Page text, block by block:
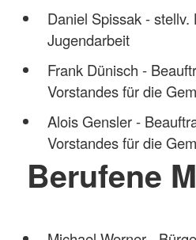
Daniel Spissak - stellv.
Jugendarbeit
Frank Dünisch -
Vorstandes für die
Alois Gensler -
Vorstandes für die
Berufene